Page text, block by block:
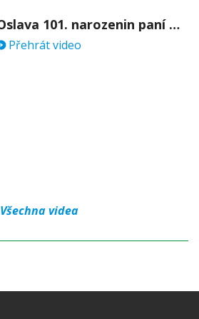
Oslava 101. narozenin paní Věry Skořepové
Přehrát video
Všechna videa